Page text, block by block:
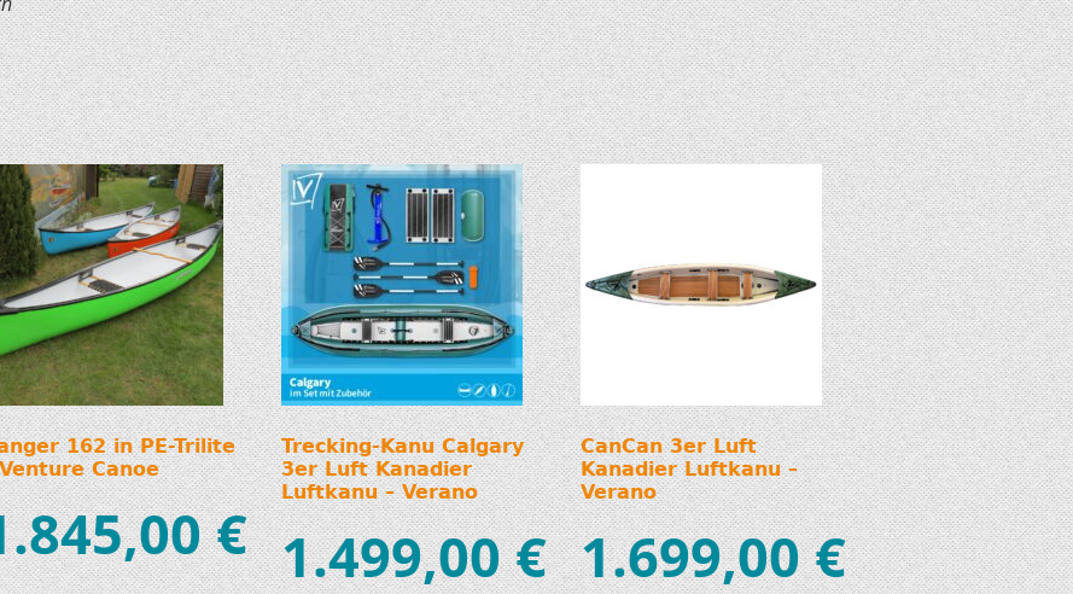
162 in PE-Trilite
Canoe
€
Trecking-Kanu Calgary
3er Luft Kanadier
Luftkanu – Verano
1.499,00€
CanCan 3er Luft
Kanadier Luftkanu –
Verano
1.699,00€